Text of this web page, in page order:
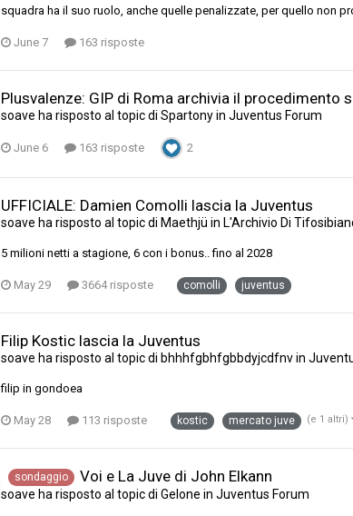
squadra ha il suo ruolo, anche quelle penalizzate, per quello non
June 7 163 risposte
Plusvalenze: GIP di Roma archivia il procedimento
soave ha risposto al topic di Spartonyin Juventus Forum
June 6 163 risposte 2
UFFICIALE: Damien Comolli lascia la Juventus
soave ha risposto al topic di Maethjü in L'Archivio Di
5 milioni netti a stagione, 6 con i bonus.. fino al 2028
May 29 3664 risposte comolli juventus
Filip Kostic lascia la Juventus
soave ha risposto al topic di bhhhfgbhfgbbdyjcdfnvin
filip in gondoea
May 28 113 risposte kostic mercato juve (e 1 altri)
sondaggio Voi e La Juve di John Elkann
soave ha risposto al topic di Gelone in Juventus Forum